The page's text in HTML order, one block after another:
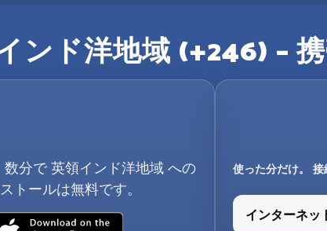
ンド洋地域 (+246) –
分で 英領インド洋地域 への
トールは無料です。
使った分だけ。 接
インターネッ